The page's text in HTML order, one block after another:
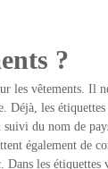
?
les vêtements. Il
les
du nom de
également de
les